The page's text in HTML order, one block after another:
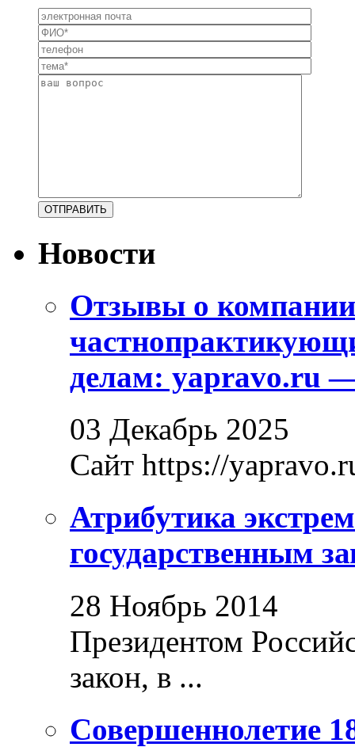
Новости
Отзывы о
делам: yapravo.ru
03 Декабрь 2025
Сайт https://
Атрибутика
государственным
28 Ноябрь 2014
Президентом
закон, в ...
Совершеннолетие